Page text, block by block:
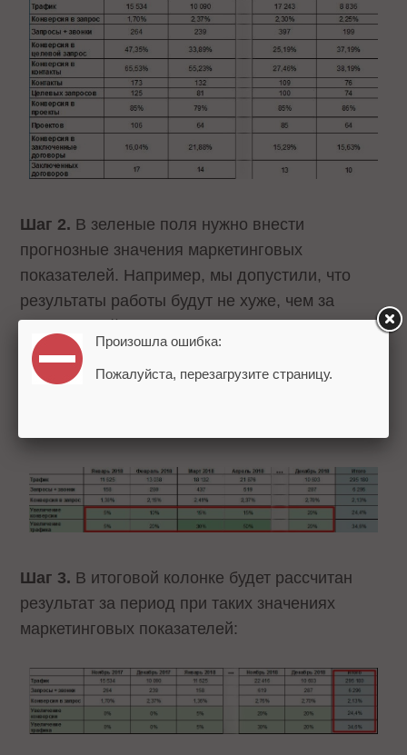
Шаг 2. В зеленые поля нужно внести
прогнозные значения маркетинговых
показателей. Например, мы допустили, что
результаты работы будут не хуже, чем за
предыдущий период, поэтому, например, на
январь 2018 запланировали увеличение
трафика на 5%. Зная, что в апреле запустим
Шаг 3. В итоговой колонке будет рассчитан
результат за период при таких значениях
маркетинговых показателей:
Произошла ошибка:
Пожалуйста, перезагрузите страницу.